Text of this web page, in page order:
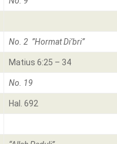
No. 2 ”Hormat Di’bri”
Matius 6:25 – 34
No. 19
Hal. 692